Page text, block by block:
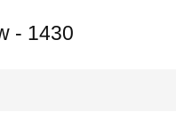
- 1430